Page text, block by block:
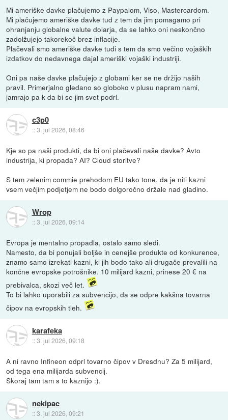
Mi ameriške davke plačujemo z Paypalom, Viso, Mastercardom.
Mi plačujemo ameriške davke tud z tem da jim pomagamo pri
ohranjanju globalne valute dolarja, da se lahko oni neskončno
zadolžujejo takorekoč brez inflacije.
Plačevali smo ameriške davke tudi s tem da smo večino vojaških
izdatkov do nedavnega dajal ameriški vojaški industriji.
Oni pa naše davke plačujejo z globami ker se ne držijo naših
pravil. Primerjalno gledano so globoko v plusu napram nami,
jamrajo pa k da bi se jim svet podrl.
c3p0
::3. jul 2026, 08:46
Kje so pa naši produkti, da bi oni plačevali naše davke? Avto
industrija, ki propada? AI? Cloud storitve?
S tem zelenim commie prehodom EU tako tone, da je niti kazni
vsem večjim podjetjem ne bodo dolgoročno držale nad gladino.
Wrop
::3. jul 2026, 09:14
Evropa je mentalno propadla, ostalo samo sledi.
Namesto, da bi ponujali boljše in cenejše produkte od konkurence,
znamo samo izrekati kazni, ki jih bodo tako ali drugače prevalili na
končne evropske potrošnike. 10 milijard kazni, prinese 20 € na
prebivalca, skozi več let.
To bi lahko uporabili za subvencijo, da se odpre kakšna tovarna
čipov na evropskih tleh.
karafeka
::3. jul 2026, 09:18
A ni ravno Infineon odprl tovarno čipov v Dresdnu? Za 5 milijard,
od tega ena milijarda subvencij.
Skoraj tam tam s to kaznijo :).
nekipac
::3. jul 2026, 09:21